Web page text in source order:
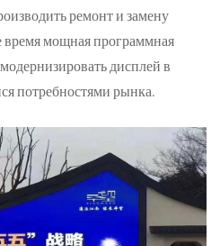
ремонт и замену
мощная программная
дисплей в
потребностями рынка.